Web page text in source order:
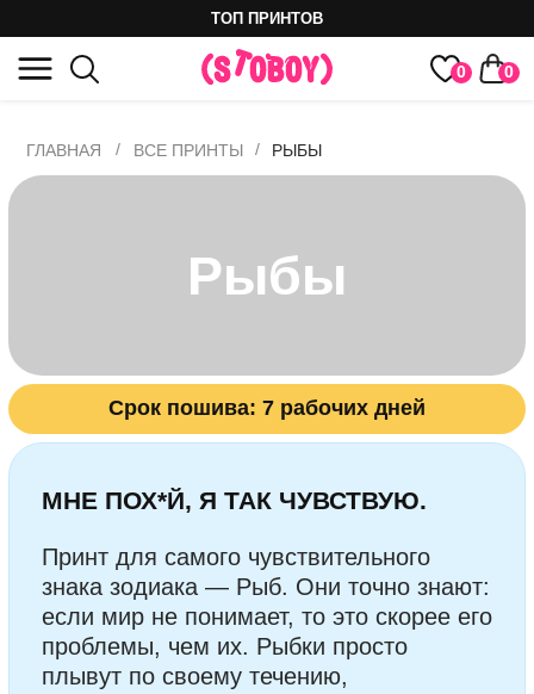
0
0
ТОП ПРИНТОВ
Срок пошива: 7 рабочих дней
Принт для самого чувствительного
знака зодиака — Рыб. Они точно знают:
если мир не понимает, то это скорее его
поглощенные эмоциями и мечтаниями.
ВСЁ — даже то, что никто не заметит.